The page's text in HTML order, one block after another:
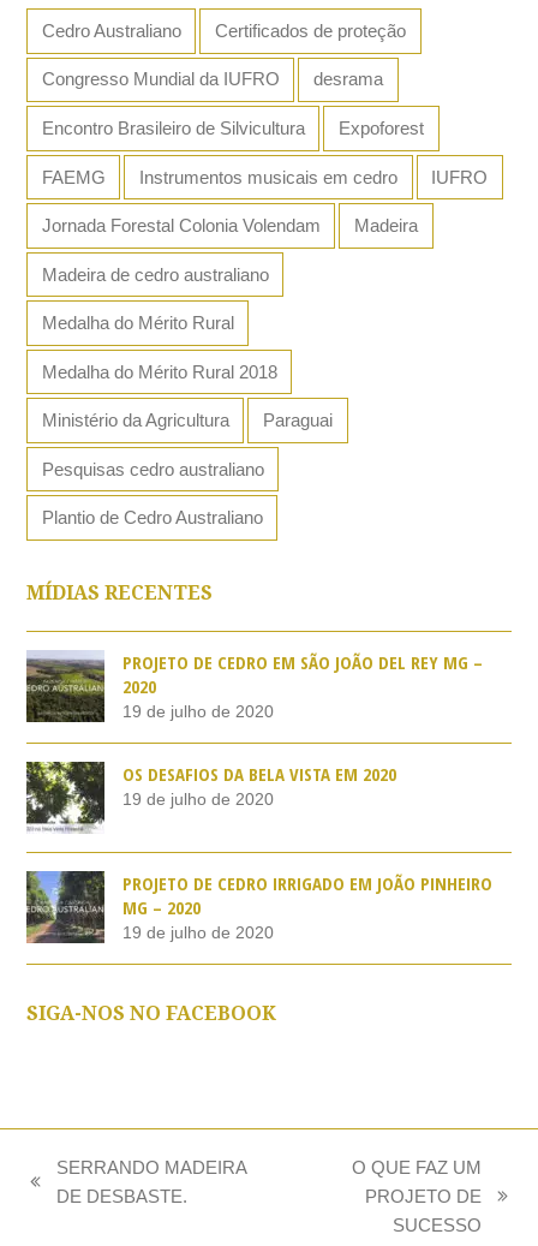
Cedro Australiano Certificados de proteção
Congresso Mundial da IUFRO desrama
Encontro Brasileiro de Silvicultura Expoforest
FAEMG Instrumentos musicais em cedro IUFRO
Jornada Forestal Colonia Volendam Madeira
Madeira de cedro australiano
Medalha do Mérito Rural
Medalha do Mérito Rural 2018
Ministério da Agricultura Paraguai
Pesquisas cedro australiano
Plantio de Cedro Australiano
MÍDIAS RECENTES
PROJETO DE CEDRO EM SÃO JOÃO DEL REY MG –
2020
19 de julho de 2020
OS DESAFIOS DA BELA VISTA EM 2020
19 de julho de 2020
PROJETO DE CEDRO IRRIGADO EM JOÃO PINHEIRO
MG – 2020
19 de julho de 2020
SIGA-NOS NO FACEBOOK
previous
SERRANDO MADEIRA
DE DESBASTE.
O QUE FAZ UM
PROJETO DE
SUCESSO